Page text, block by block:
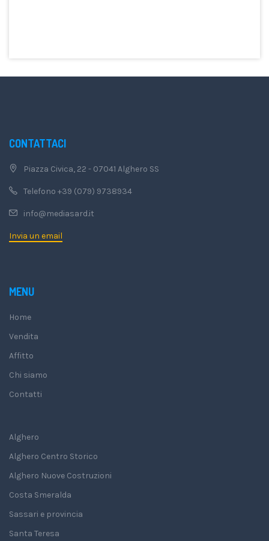
CONTATTACI
Piazza Civica, 22 - 07041 Alghero SS
Telefono +39 (079) 9738934
info@mediasard.it
Invia un email
MENU
Home
Vendita
Affitto
Chi siamo
Contatti
Alghero
Alghero Centro Storico
Alghero Nuove Costruzioni
Costa Smeralda
Sassari e provincia
Santa Teresa